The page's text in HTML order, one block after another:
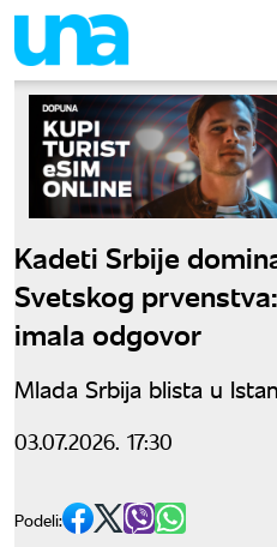
Kadeti Srbije
Svetskog
imala odgovor
Mlada Srbija blista u
03.07.2026. 17:30
Podeli: